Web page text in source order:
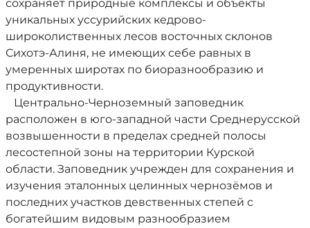
сохраняет природные комплексы и объекты
уникальных уссурийских кедрово-
широколиственных лесов восточных склонов
Сихотэ-Алиня, не имеющих себе равных в
умеренных широтах по биоразнообразию и
продуктивности.
Центрально-Черноземный заповедник
расположен в юго-западной части Среднерусской
возвышенности в пределах средней полосы
лесостепной зоны на территории Курской
области. Заповедник учрежден для сохранения и
изучения эталонных целинных чернозёмов и
последних участков девственных степей с
богатейшим видовым разнообразием